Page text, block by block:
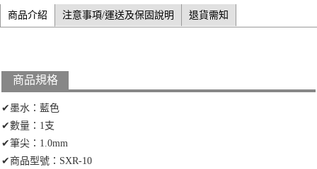
商品介紹 注意事項/運送及保固說明 退貨需知
商品規格
✔墨水：藍色
✔數量：1支
✔筆尖：1.0mm
✔商品型號：SXR-10